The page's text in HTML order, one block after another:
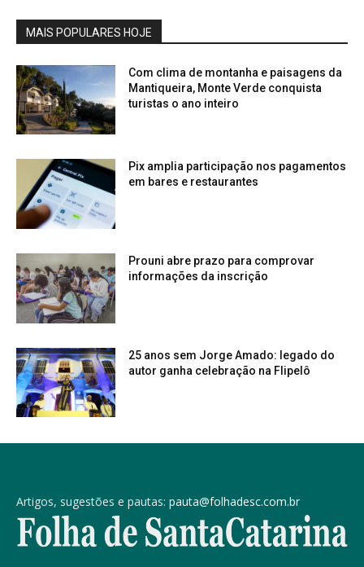
MAIS POPULARES HOJE
Com clima de montanha e paisagens da
Mantiqueira, Monte Verde conquista
turistas o ano inteiro
Pix amplia participação nos pagamentos
em bares e restaurantes
Prouni abre prazo para comprovar
informações da inscrição
25 anos sem Jorge Amado: legado do
autor ganha celebração na Flipelô
Artigos, sugestões e pautas: pauta@folhadesc.com.br